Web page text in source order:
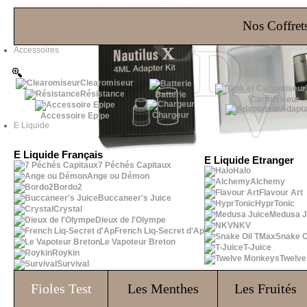
Nos
Accessoires
Clearomiseur
Résistance
Accessoire Epipe
Batterie
Chargeur
Cartomiseur
E Liquide
E Liquide Français
7 Péchés Capitaux
Ange ou Démon
Bordo2
Buccaneer's Juice
Crystal
Dieux de l'Olympe
French Liq-Secret d'Ap
Le Vapoteur Breton
Roykin
Survival
E Liquide Etranger
Halo
Alchemy
Flavour Art
HyprTonic
Medusa
NKV
Snake
T-Juice
Fioles Test Les Menthes Les Fruités